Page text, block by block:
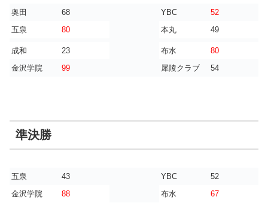
奥田 68 YBC
52
五泉
80 本丸 49
成和 23 布水
80
金沢学院
99 犀陵クラブ 54
準決勝
五泉 43 YBC
52
金沢学院
88 布水 67